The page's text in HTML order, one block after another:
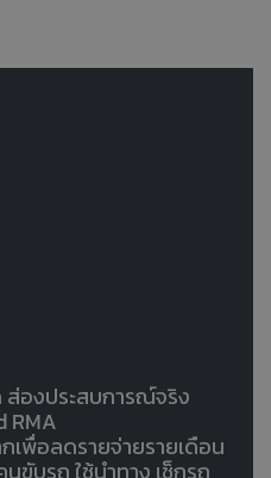
ส่องประสบการณ์จริง
RMA
เพื่อลดรายจ่ายรายเดือน
ขับรถ ใช้นำทาง เช็กรถ